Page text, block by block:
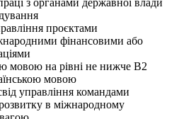
з органами державної влади
проєктами
фінансовими або
мовою на рівні не нижче B2
мовою
управління командами
в міжнародному